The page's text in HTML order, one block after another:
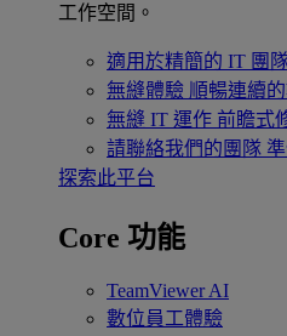
工作空間。
適用於精簡的 IT 團
無縫體驗 順暢連續
無縫 IT 運作 前瞻式
請聯絡我們的團隊
探索此平台
Core 功能
TeamViewer AI
數位員工體驗